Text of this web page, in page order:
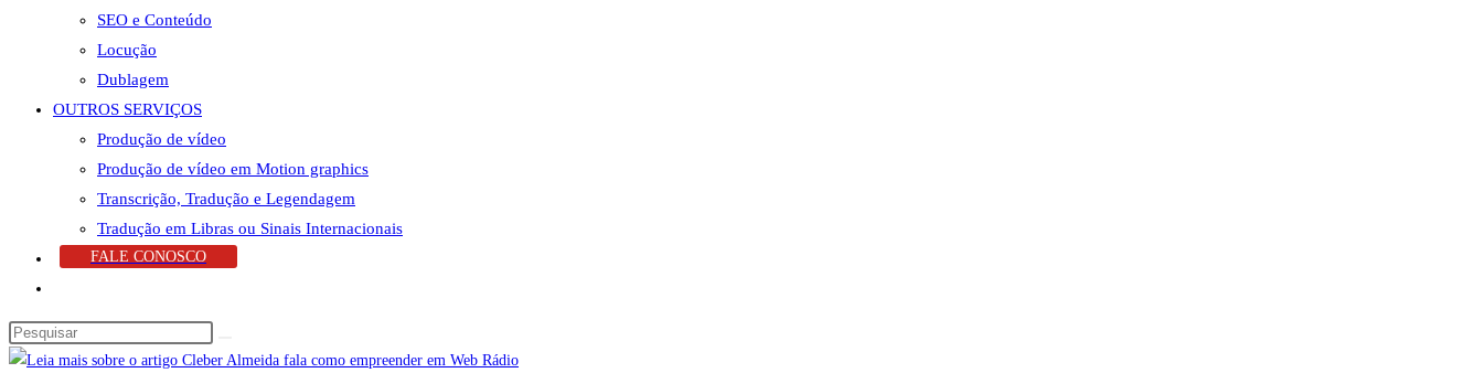
SEO e Conteúdo
Locução
Dublagem
OUTROS SERVIÇOS
Produção de vídeo
Produção de vídeo em Motion graphics
Transcrição, Tradução e Legendagem
Tradução em Libras ou Sinais Internacionais
FALE CONOSCO